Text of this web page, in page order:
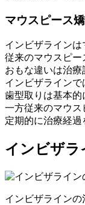
マウスピース
インビザラインは
従来のマウスピー
おもな違いは治療
インビザライン
歯型取りは基本的
一方従来のマウス
定期的に治療経過
インビザラ
インビザラインの